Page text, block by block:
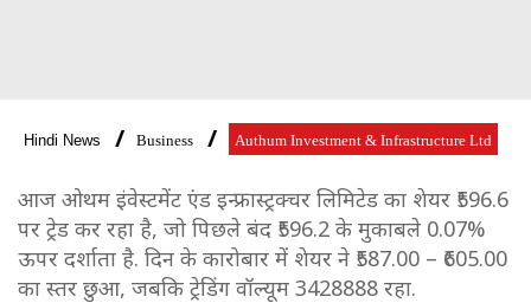
Hindi News Business Authum Investment & Infrastructure Ltd
आज ओथम इंवेस्टमेंट एंड इन्फ्रास्ट्रक्चर लिमिटेड का शेयर ₹596.6
पर ट्रेड कर रहा है, जो पिछले बंद ₹596.2 के मुकाबले 0.07%
ऊपर दर्शाता है. दिन के कारोबार में शेयर ने ₹587.00 – ₹605.00
का स्तर छुआ, जबकि ट्रेडिंग वॉल्यूम 3428888 रहा.